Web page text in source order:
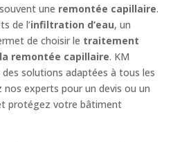
une remontée capillaire.
de l’infiltration d’eau, un
de choisir le traitement
remontée capillaire. KM
solutions adaptées à tous les
experts pour un devis ou un
protégez votre bâtiment